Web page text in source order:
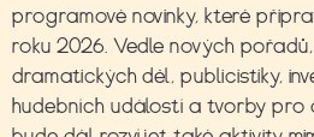
programové novinky, které
roku 2026. Vedle nových
dramatických děl, publicistiky,
hudebních událostí a tvorby pro